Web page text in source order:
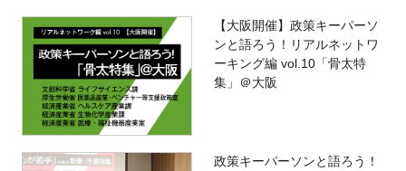
【大阪開催】政策キーパーソ
ンと語ろう！リアルネットワ
ーキング編 vol.10「骨太特
集」＠大阪
政策キーパーソンと語ろう！